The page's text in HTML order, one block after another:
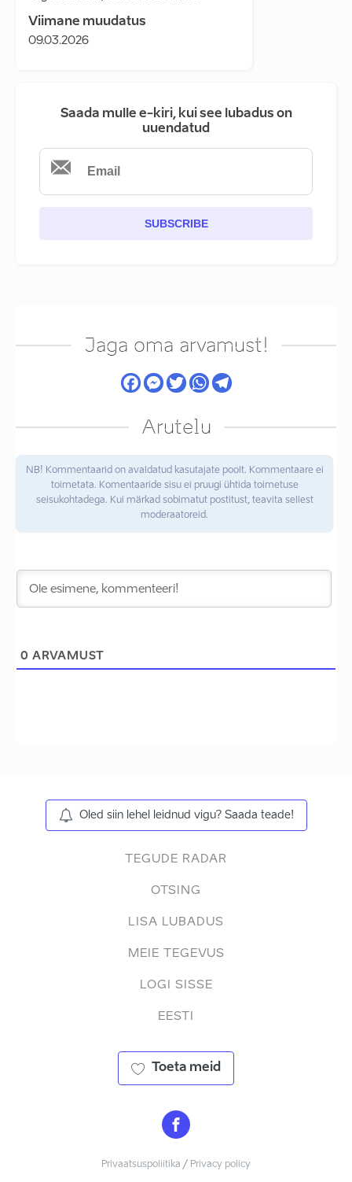
Viimane muudatus
09.03.2026
Saada mulle e-kiri, kui see lubadus on
uuendatud
SUBSCRIBE
Jaga oma arvamust!
Arutelu
NB! Kommentaarid on avaldatud kasutajate poolt. Kommentaare ei
toimetata. Komentaaride sisu ei pruugi ühtida toimetuse
seisukohtadega. Kui märkad sobimatut postitust, teavita sellest
moderaatoreid.
0 ARVAMUST
Oled siin lehel leidnud vigu? Saada teade!
TEGUDE RADAR
OTSING
LISA LUBADUS
MEIE TEGEVUS
LOGI SISSE
EESTI
Toeta meid
Privaatsuspoliitika / Privacy policy